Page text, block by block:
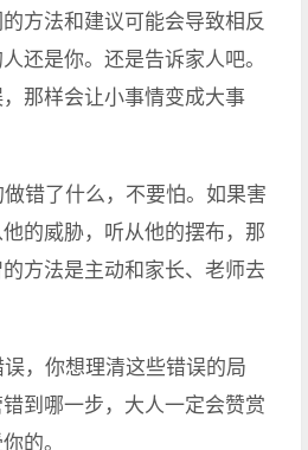
方法和建议可能会导致相反
还是你。还是告诉家人吧。
那样会让小事情变成大事
错了什么，不要怕。如果害
的威胁，听从他的摆布，那
方法是主动和家长、老师去
，你想理清这些错误的局
到哪一步，大人一定会赞赏
的。